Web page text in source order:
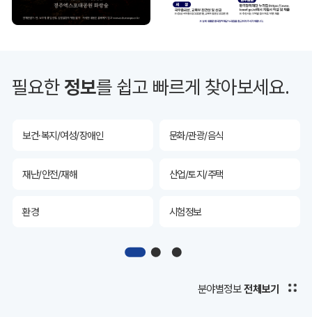
필요한정보를 쉽고 빠르게 찾아보세요.
투자유치 공공데이터&통계
산림 해양/수산
보건·복지/여성/장애인 문화/관광/음식
재난/안전/재해 산업/토지/주택
환경 시험정보
디지털아카이브
공공데이터&통계
분야별정보 전체보기